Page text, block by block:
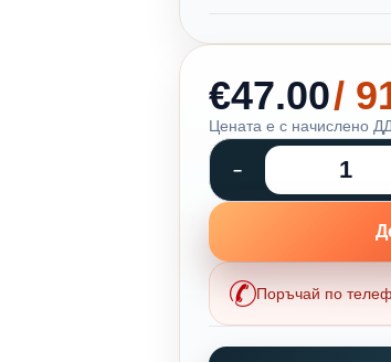
€47.00/
Цената е с начислено
Поръчай по